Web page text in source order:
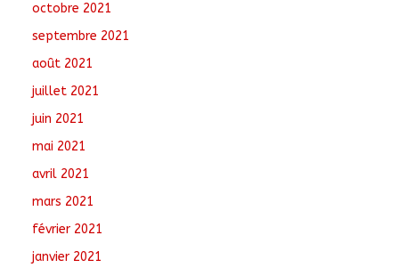
octobre 2021
septembre 2021
août 2021
juillet 2021
juin 2021
mai 2021
avril 2021
mars 2021
février 2021
janvier 2021